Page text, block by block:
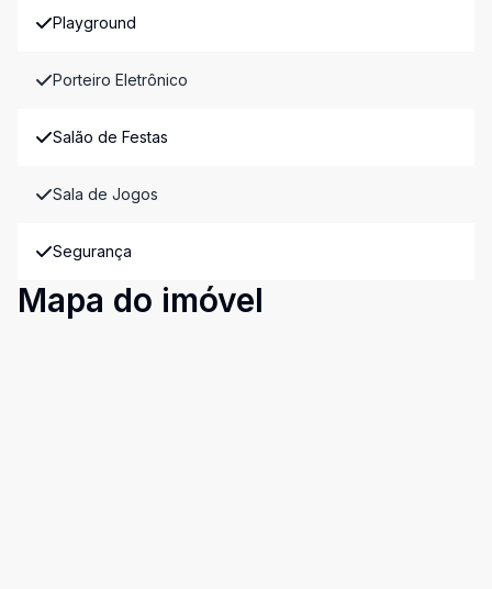
Playground
Porteiro Eletrônico
Salão de Festas
Sala de Jogos
Segurança
Mapa do imóvel